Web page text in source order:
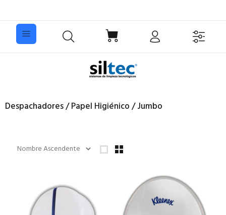
Despachadores / Papel Higiénico / Jumbo